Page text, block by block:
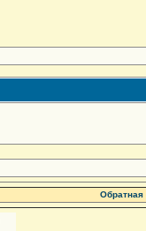
Обратная